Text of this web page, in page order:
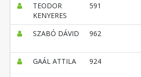
TEODOR
KENYERES
591
SZABÓ DÁVID 962
GAÁL ATTILA 924